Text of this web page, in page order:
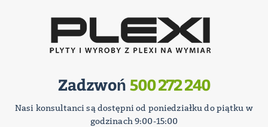
Zadzwoń 500 272 240
Nasi konsultanci są dostępni od poniedziałku do piątku w
godzinach 9:00-15:00